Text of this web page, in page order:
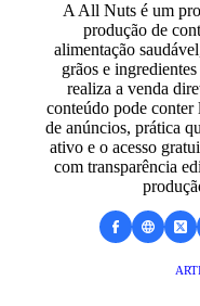
A All Nuts é um
produção de
alimentação
grãos e
realiza a venda
conteúdo pode
de anúncios, prática
ativo e o acesso
com transparência